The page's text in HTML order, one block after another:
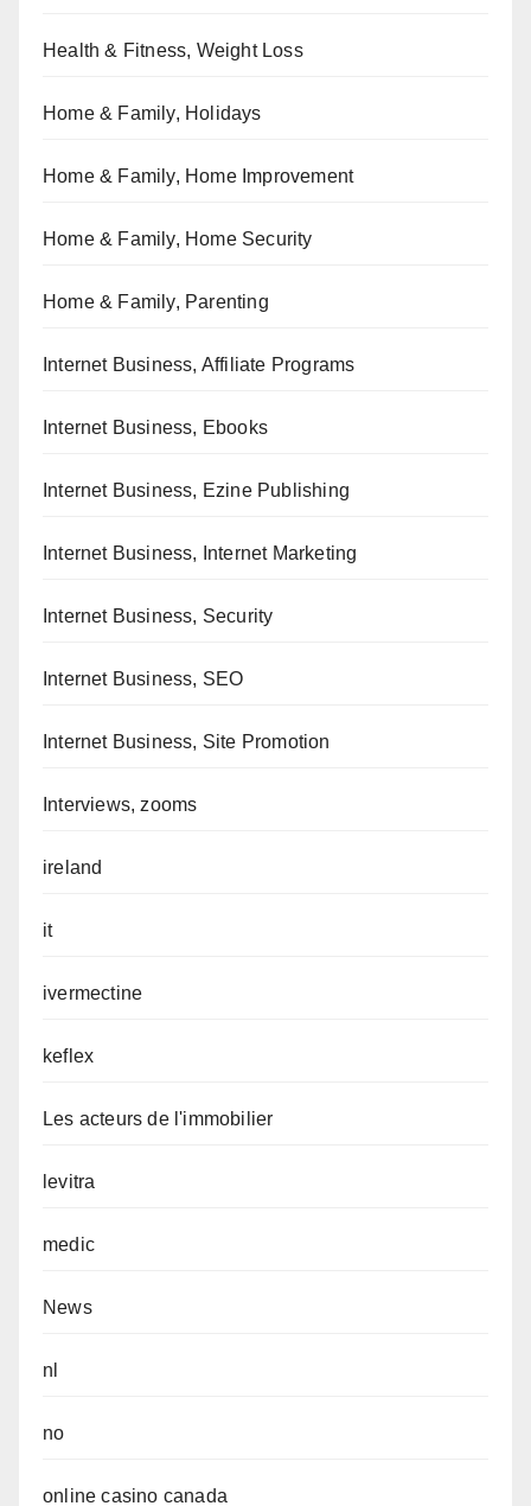
Health & Fitness, Weight Loss
Home & Family, Holidays
Home & Family, Home Improvement
Home & Family, Home Security
Home & Family, Parenting
Internet Business, Affiliate Programs
Internet Business, Ebooks
Internet Business, Ezine Publishing
Internet Business, Internet Marketing
Internet Business, Security
Internet Business, SEO
Internet Business, Site Promotion
Interviews, zooms
ireland
it
ivermectine
keflex
Les acteurs de l'immobilier
levitra
medic
News
nl
no
online casino canada